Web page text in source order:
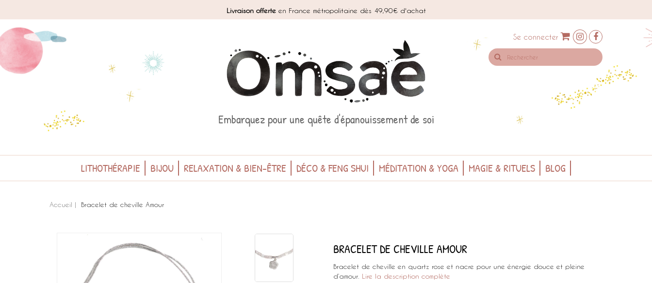
Livraison offerteen France métropolitaine dès 49,90€ d'achat
Embarquez pour une quête d'épanouissement de soi
Se connecter
sur
site
LITHOTHÉRAPIE BIJOU RELAXATION & BIEN-ÊTRE DÉCO & FENG SHUI MÉDITATION & YOGA MAGIE & RITUELS BLOG
Accueil Bracelet de cheville Amour
BRACELET DE CHEVILLE AMOUR
Bracelet de cheville en quartz rose et nacre pour une énergie douce et pleine
d’amour. Lire la description complète